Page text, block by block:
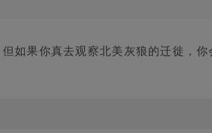
如果你真去观察北美灰狼的迁徙，你